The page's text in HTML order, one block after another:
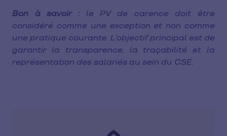
Bon à savoir :le PV de carence doit être
considéré comme une exception et non comme
une pratique courante. L’objectif principal est de
garantir la transparence, la traçabilité et la
représentation des salariés au sein du CSE.